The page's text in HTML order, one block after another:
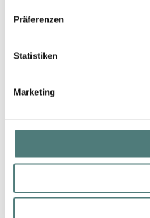
Präferenzen
Statistiken
Marketing
PANA DORA
Stricker Exclusive Classic Parfums
295,00 €